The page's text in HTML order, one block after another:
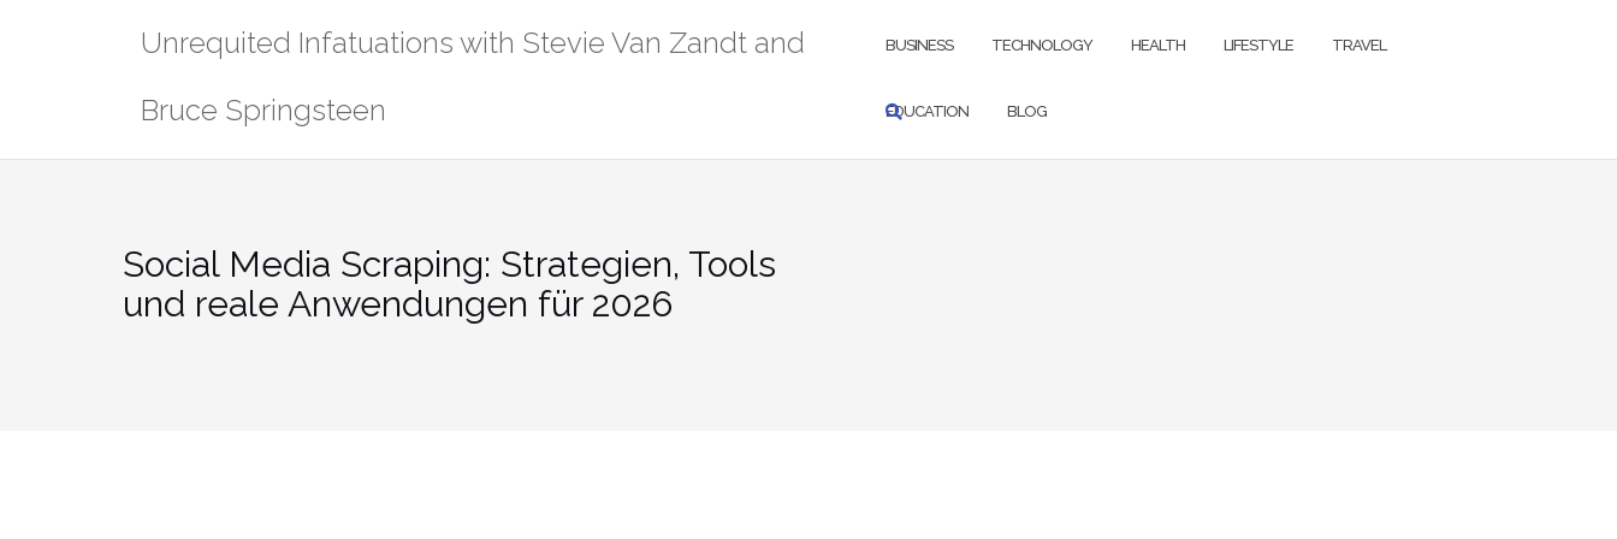
Unrequited Infatuations with Stevie Van Zandt and
Bruce Springsteen
BUSINESS TECHNOLOGY HEALTH LIFESTYLE TRAVEL
EDUCATION BLOG
Social Media Scraping: Strategien, Tools
und reale Anwendungen für 2026